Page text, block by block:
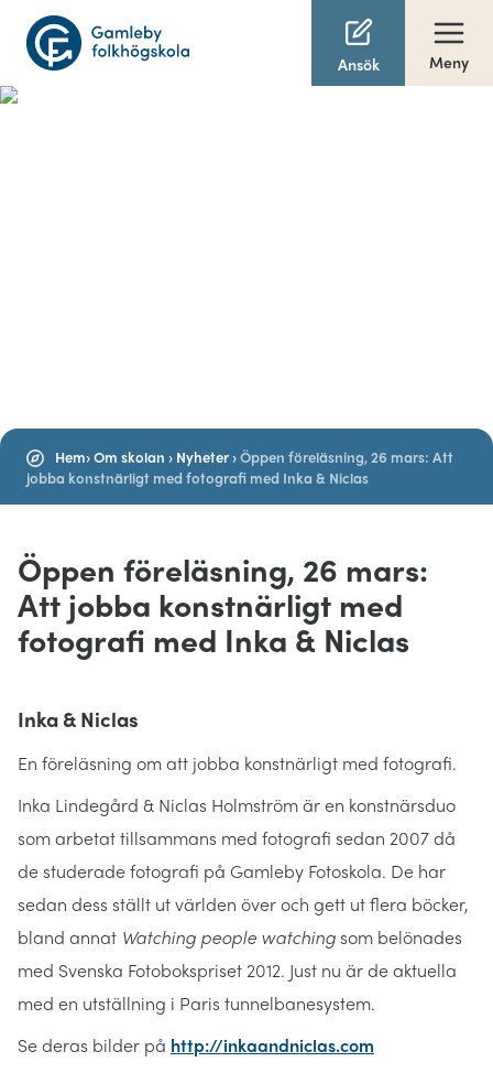
Ansök Meny
Hem›Om skolan › Nyheter›Öppen föreläsning, 26 mars: Att
jobba konstnärligt med fotografi med Inka & Niclas
Öppen föreläsning, 26 mars:
Att jobba konstnärligt med
fotografi med Inka & Niclas
Inka & Niclas
En föreläsning om att jobba konstnärligt med fotografi.
Inka Lindegård & Niclas Holmström är en konstnärsduo
som arbetat tillsammans med fotografi sedan 2007 då
de studerade fotografi på Gamleby Fotoskola. De har
sedan dess ställt ut världen över och gett ut flera böcker,
bland annat Watching people watchingsom belönades
med Svenska Fotobokspriset 2012. Just nu är de aktuella
med en utställning i Paris tunnelbanesystem.
Se deras bilder på http://inkaandniclas.com